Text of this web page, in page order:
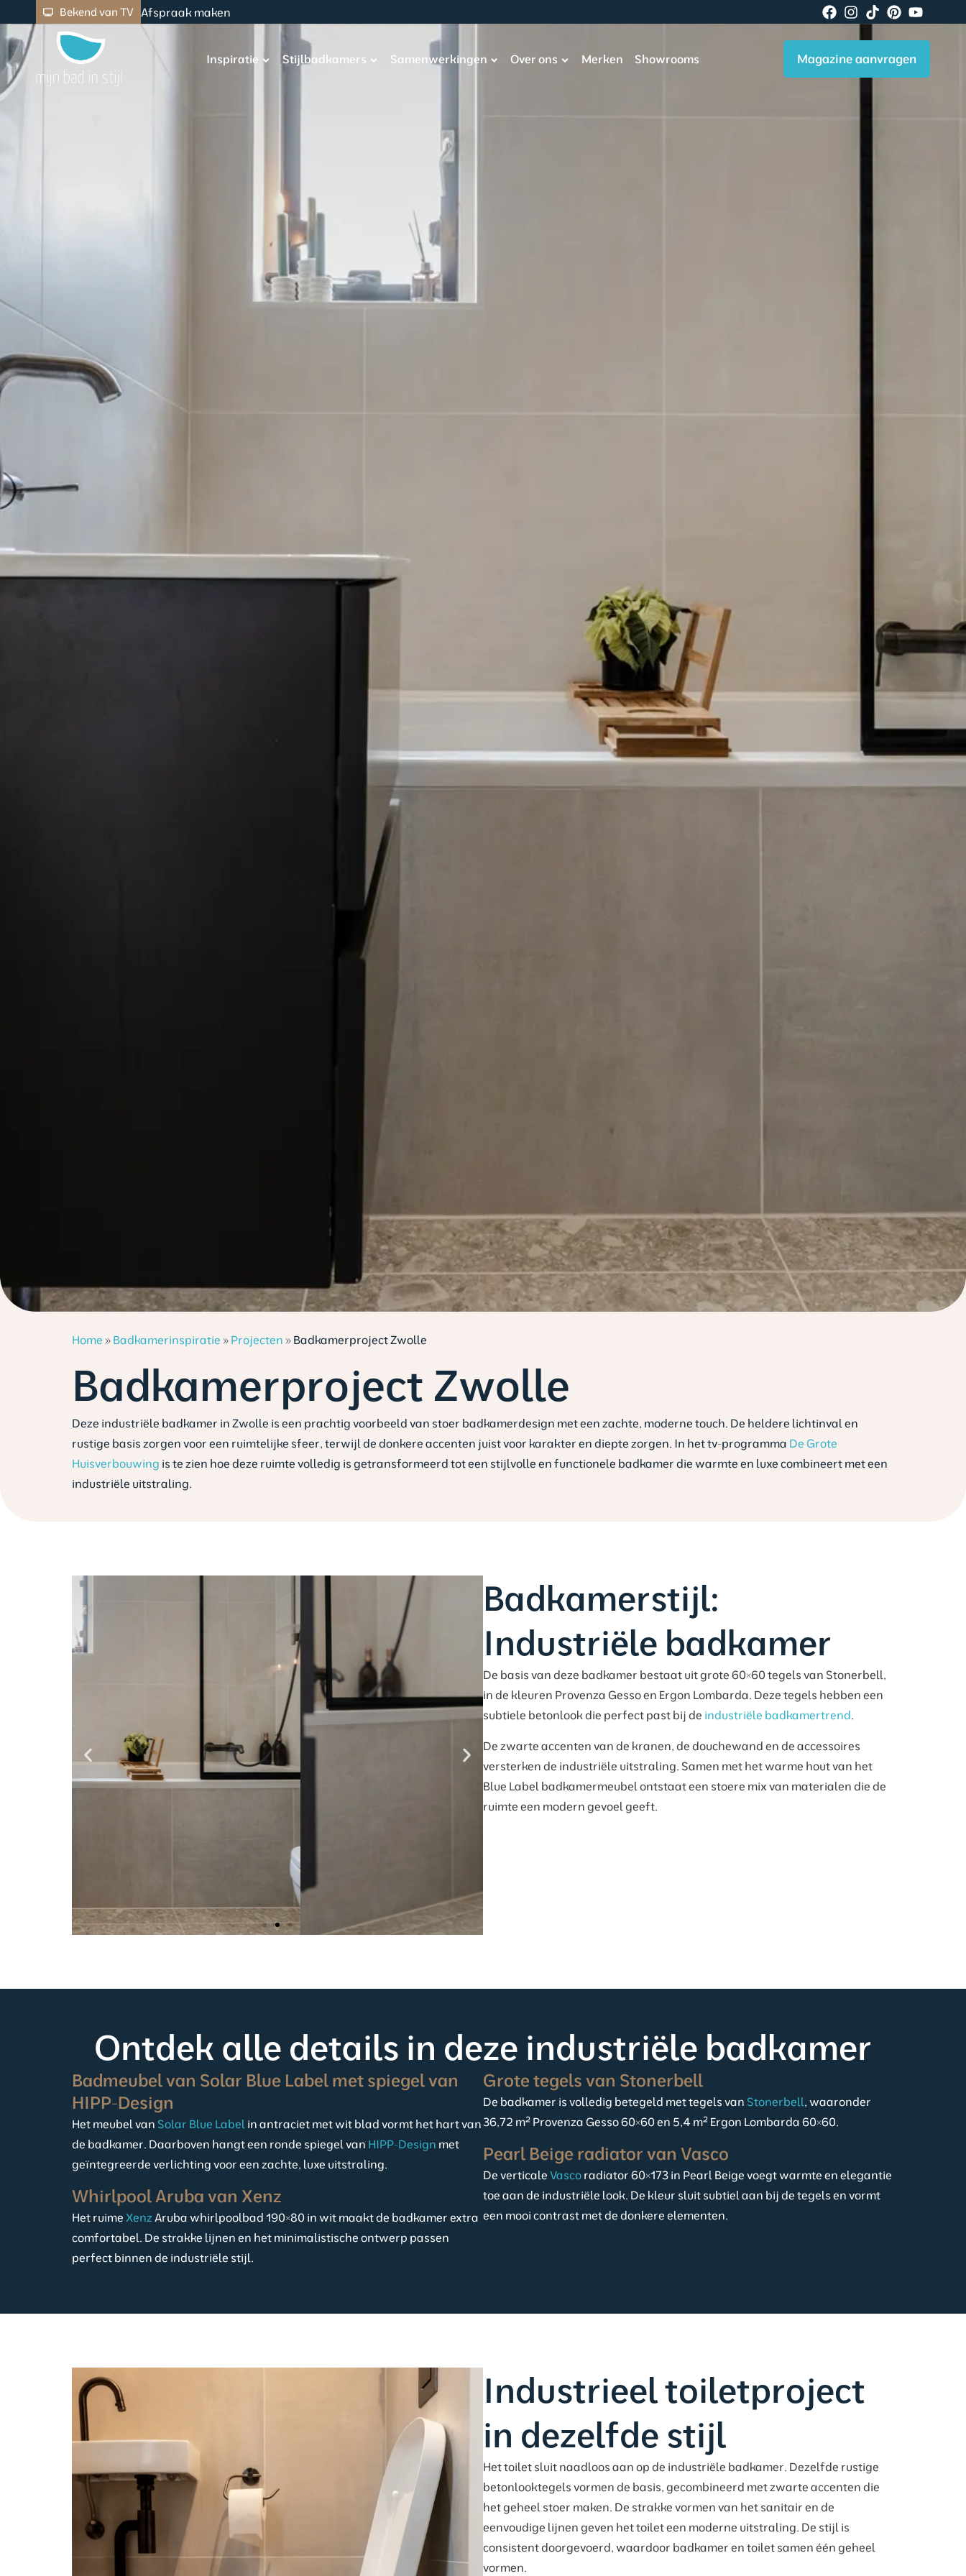
Bekend van TV Afspraak maken
Inspiratie Stijlbadkamers Samenwerkingen Over ons Merken Showrooms Magazine aanvragen
Home » Badkamerinspiratie » Projecten » Badkamerproject Zwolle
Badkamerproject Zwolle
Deze industriële badkamer in Zwolle is een prachtig voorbeeld van stoer badkamerdesign met een zachte, moderne touch. De heldere lichtinval en
rustige basis zorgen voor een ruimtelijke sfeer, terwijl de donkere accenten juist voor karakter en diepte zorgen. In het tv-programma De Grote
Huisverbouwing is te zien hoe deze ruimte volledig is getransformeerd tot een stijlvolle en functionele badkamer die warmte en luxe combineert met een
industriële uitstraling.
Badkamerstijl:
Industriële badkamer
De basis van deze badkamer bestaat uit grote 60×60 tegels van Stonerbell,
in de kleuren Provenza Gesso en Ergon Lombarda. Deze tegels hebben een
subtiele betonlook die perfect past bij de industriële badkamertrend.
De zwarte accenten van de kranen, de douchewand en de accessoires
versterken de industriële uitstraling. Samen met het warme hout van het
Blue Label badkamermeubel ontstaat een stoere mix van materialen die de
ruimte een modern gevoel geeft.
Ontdek alle details in deze industriële badkamer
Badmeubel van Solar Blue Label met spiegel van
HIPP-Design
Het meubel van Solar Blue Label in antraciet met wit blad vormt het hart van
de badkamer. Daarboven hangt een ronde spiegel van HIPP-Design met
geïntegreerde verlichting voor een zachte, luxe uitstraling.
Whirlpool Aruba van Xenz
Het ruime Xenz Aruba whirlpoolbad 190×80 in wit maakt de badkamer extra
comfortabel. De strakke lijnen en het minimalistische ontwerp passen
perfect binnen de industriële stijl.
Grote tegels van Stonerbell
De badkamer is volledig betegeld met tegels van Stonerbell, waaronder
36,72 m² Provenza Gesso 60×60 en 5,4 m² Ergon Lombarda 60×60.
Pearl Beige radiator van Vasco
De verticale Vasco radiator 60×173 in Pearl Beige voegt warmte en elegantie
toe aan de industriële look. De kleur sluit subtiel aan bij de tegels en vormt
een mooi contrast met de donkere elementen.
Industrieel toiletproject
in dezelfde stijl
Het toilet sluit naadloos aan op de industriële badkamer. Dezelfde rustige
betonlooktegels vormen de basis, gecombineerd met zwarte accenten die
het geheel stoer maken. De strakke vormen van het sanitair en de
eenvoudige lijnen geven het toilet een moderne uitstraling. De stijl is
consistent doorgevoerd, waardoor badkamer en toilet samen één geheel
vormen.